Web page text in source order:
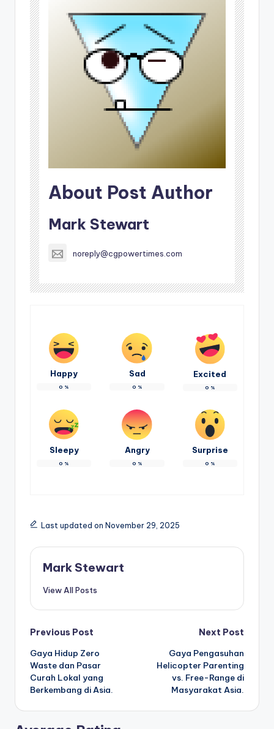
About Post Author
Mark Stewart
noreply@cgpowertimes.com
Happy
0 %
Sad
0 %
Excited
0 %
Sleepy
0 %
Angry
0 %
Surprise
0 %
Last updated on November 29, 2025
Mark Stewart
View All Posts
Post
navigation
Previous Post
Gaya Hidup Zero
Waste dan Pasar
Curah Lokal yang
Berkembang di Asia.
Next Post
Gaya Pengasuhan
Helicopter Parenting
vs. Free-Range di
Masyarakat Asia.